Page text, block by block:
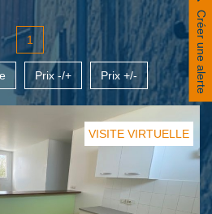
Créer une alerte
1
Prix -/+ Prix +/-
VISITE VIRTUELLE